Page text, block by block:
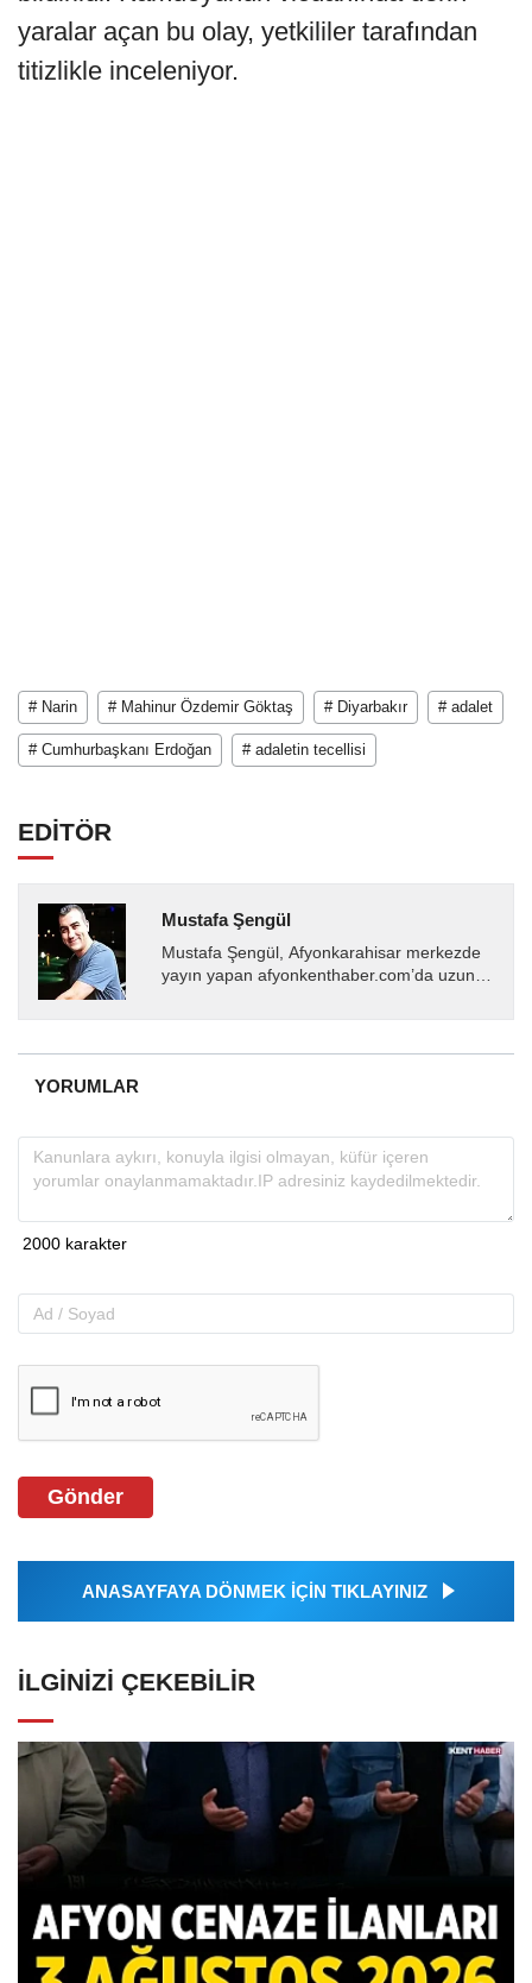
yaralar açan bu olay, yetkililer tarafından
titizlikle inceleniyor.
# Narin # Mahinur Özdemir Göktaş # Diyarbakır # adalet
# Cumhurbaşkanı Erdoğan # adaletin tecellisi
EDİTÖR
Mustafa Şengül
Mustafa Şengül, Afyonkarahisar merkezde
yayın yapan afyonkenthaber.com’da uzun
almakta, haber akışı...
YORUMLAR
Gönder
ANASAYFAYA DÖNMEK İÇİN TIKLAYINIZ
İLGINIZI ÇEKEBILIR